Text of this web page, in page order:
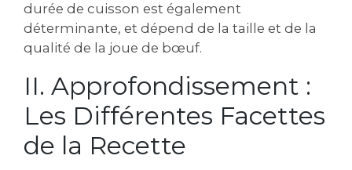
durée de cuisson est également
déterminante, et dépend de la taille et de la
qualité de la joue de bœuf.
II. Approfondissement :
Les Différentes Facettes
de la Recette